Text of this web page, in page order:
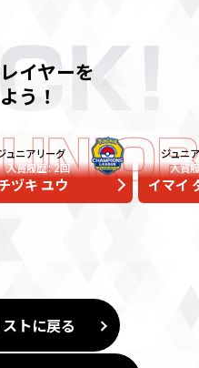
イヤーを
う！
ュニアリーグ
入賞履歴 2回
ヅキ ユウ
ジュニ
入賞
イマイ
トに戻る